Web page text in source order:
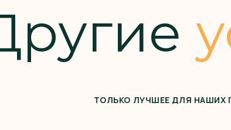
ТОЛЬКО ЛУЧШЕЕ ДЛЯ НАШИХ